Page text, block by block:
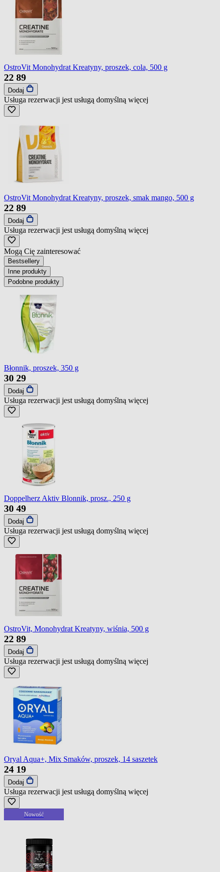
OstroVit Monohydrat Kreatyny, proszek, cola, 500 g
22 89
Dodaj
Usługa rezerwacji jest usługą domyślną więcej
OstroVit Monohydrat Kreatyny, proszek, smak mango, 500 g
22 89
Dodaj
Usługa rezerwacji jest usługą domyślną więcej
Mogą Cię zainteresować
Bestsellery
Inne produkty
Podobne produkty
Błonnik, proszek, 350 g
30 29
Dodaj
Usługa rezerwacji jest usługą domyślną więcej
Doppelherz Aktiv Blonnik, prosz., 250 g
30 49
Dodaj
Usługa rezerwacji jest usługą domyślną więcej
OstroVit, Monohydrat Kreatyny, wiśnia, 500 g
22 89
Dodaj
Usługa rezerwacji jest usługą domyślną więcej
Oryal Aqua+, Mix Smaków, proszek, 14 saszetek
24 19
Dodaj
Usługa rezerwacji jest usługą domyślną więcej
Nowość